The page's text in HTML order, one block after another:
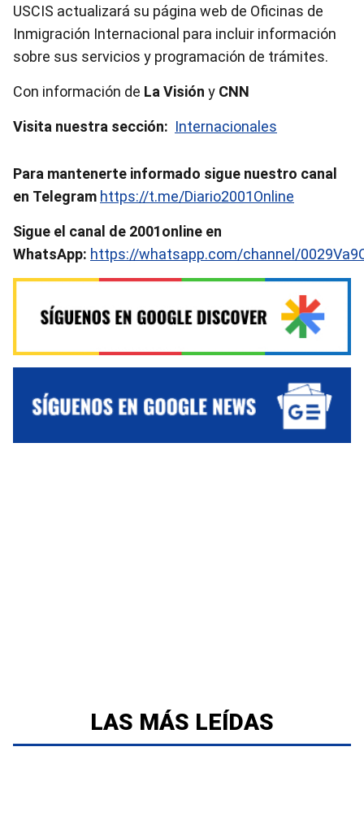
USCIS actualizará su página web de Oficinas de
Inmigración Internacional para incluir información
sobre sus servicios y programación de trámites.
Con información de La Visión y CNN
Visita nuestra sección: Internacionales
Para mantenerte informado sigue nuestro canal
en Telegram https://t.me/Diario2001Online
Sigue el canal de 2001online en
WhatsApp: https://whatsapp.com/channel/
LAS MÁS LEÍDAS